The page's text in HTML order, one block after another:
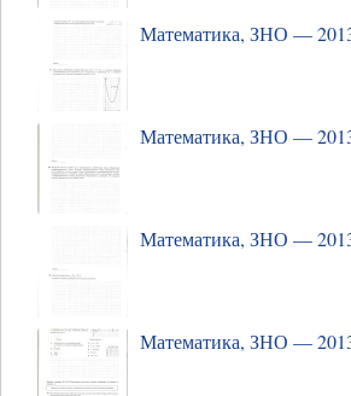
Математика, ЗНО —
Математика, ЗНО —
Математика, ЗНО —
Математика, ЗНО —